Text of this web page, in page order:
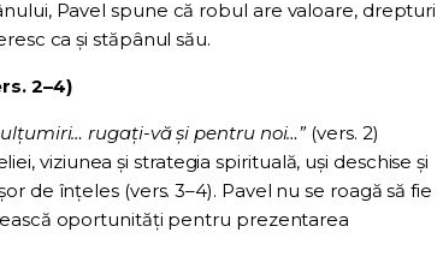
Pavel spune că robul are valoare, drepturi
ca și stăpânul său.
2–4)
rugați-vă și pentru noi…”(vers. 2)
viziunea și strategia spirituală, uși deschise și
de înțeles (vers. 3–4). Pavel nu se roagă să fie
oportunități pentru prezentarea